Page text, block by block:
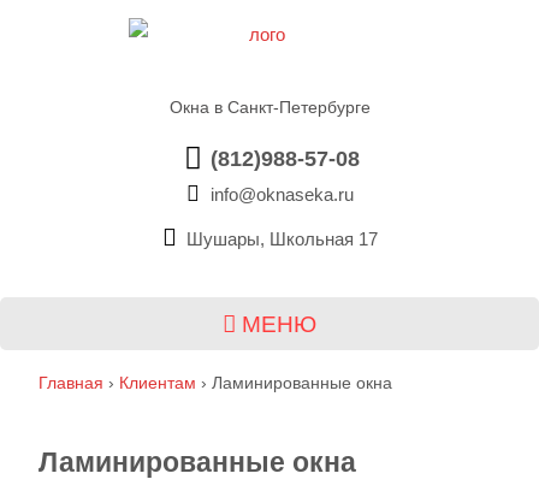
Окна в Санкт-Петербурге
(812)988-57-08
info@oknaseka.ru
Шушары, Школьная 17
МЕНЮ
Главная › Клиентам › Ламинированные окна
Ламинированные окна